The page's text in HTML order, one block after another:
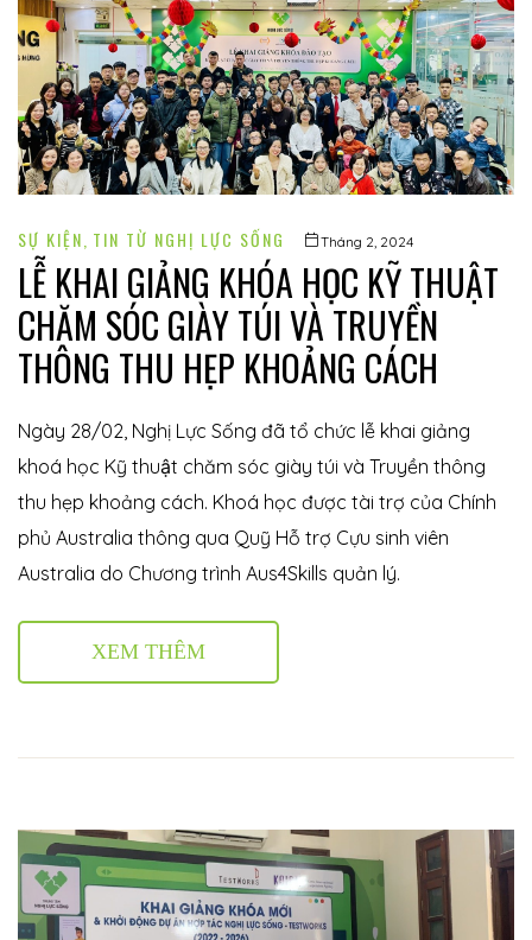
SỰ KIỆN TIN TỪ NGHỊ LỰC SỐNG Tháng 2, 2024
LỄ KHAI GIẢNG KHÓA HỌC KỸ THUẬT
CHĂM SÓC GIÀY TÚI VÀ TRUYỀN
THÔNG THU HẸP KHOẢNG CÁCH
Ngày 28/02, Nghị Lực Sống đã tổ chức lễ khai giảng
khoá học Kỹ thuật chăm sóc giày túi và Truyền thông
thu hẹp khoảng cách. Khoá học được tài trợ của Chính
phủ Australia thông qua Quỹ Hỗ trợ Cựu sinh viên
Australia do Chương trình Aus4Skills quản lý.
XEM THÊM